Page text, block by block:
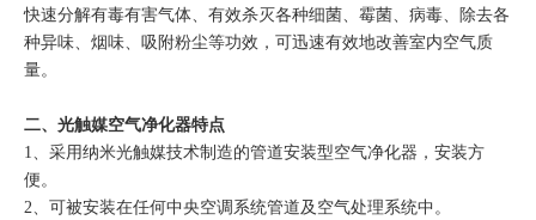
快速分解有毒有害气体、有效杀灭各种细菌、霉菌、病毒、除去各
种异味、烟味、吸附粉尘等功效，可迅速有效地改善室内空气质
量。
二、光触媒空气净化器特点
1、采用纳米光触媒技术制造的管道安装型空气净化器，安装方
便。
2、可被安装在任何中央空调系统管道及空气处理系统中。